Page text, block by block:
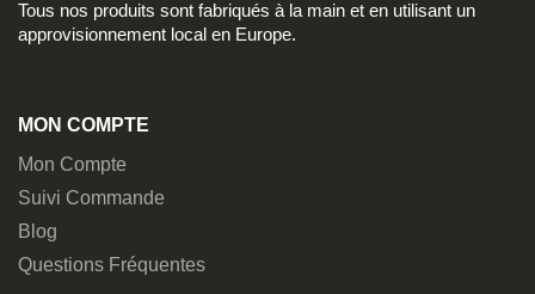
Tous nos produits sont fabriqués à la main et en utilisant un
approvisionnement local en Europe.
MON COMPTE
Mon Compte
Suivi Commande
Blog
Questions Fréquentes